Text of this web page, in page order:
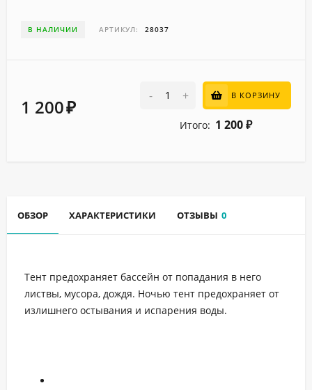
В НАЛИЧИИ АРТИКУЛ: 28037
1 200₽
- + В КОРЗИНУ
Итого: 1 200 ₽
ОБЗОР ХАРАКТЕРИСТИКИ ОТЗЫВЫ 0
Тент предохраняет бассейн от попадания в него
листвы, мусора, дождя. Ночью тент предохраняет от
излишнего остывания и испарения воды.